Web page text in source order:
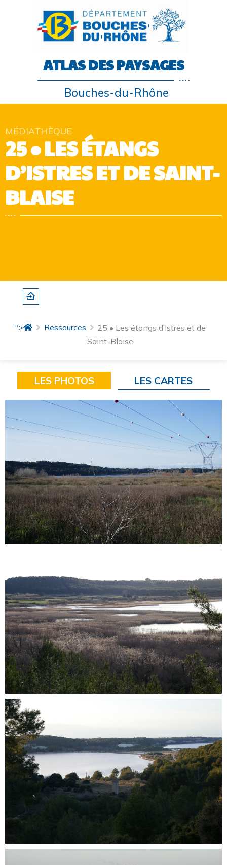
ATLAS DES PAYSAGES
Bouches-du-Rhône
MÉDIATHÈQUE
25 • LES ÉTANGS
D’ISTRES ET DE SAINT-
BLAISE
"> Ressources
25 • Les étangs d’Istres et de
Saint-Blaise
LES PHOTOS LES CARTES